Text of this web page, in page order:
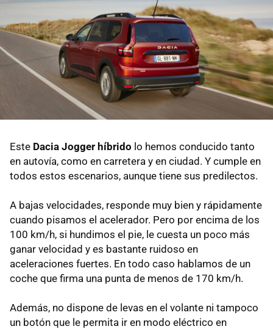
Este Dacia Jogger híbrido lo hemos conducido tanto
en autovía, como en carretera y en ciudad. Y cumple en
todos estos escenarios, aunque tiene sus predilectos.
A bajas velocidades, responde muy bien y rápidamente
cuando pisamos el acelerador. Pero por encima de los
100 km/h, si hundimos el pie, le cuesta un poco más
ganar velocidad y es bastante ruidoso en
aceleraciones fuertes. En todo caso hablamos de un
coche que firma una punta de menos de 170 km/h.
Además, no dispone de levas en el volante ni tampoco
un botón que le permita ir en modo eléctrico en